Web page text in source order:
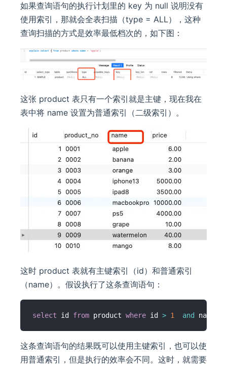
如果查询语句的执行计划里的 key 为 null 说明没有
使用索引，那就会全表扫描（type = ALL），这种
查询扫描的方式是效率最低档次的，如下图：
这张 product 表只有一个索引就是主键，现在我在
表中将 name 设置为普通索引（二级索引）。
这时 product 表就有主键索引（id）和普通索引
（name）。假设执行了这条查询语句：
select id from product where id > 1 and name
这条查询语句的结果既可以使用主键索引，也可以使
用普通索引，但是执行的效率会不同。这时，就需要